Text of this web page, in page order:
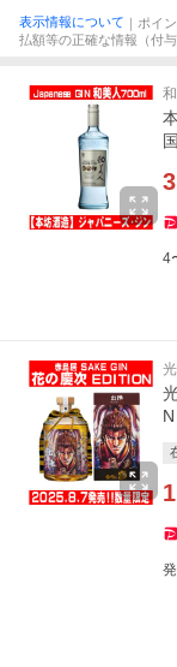
表示情報について ｜ポイ
払額等の正確な情報（付
4